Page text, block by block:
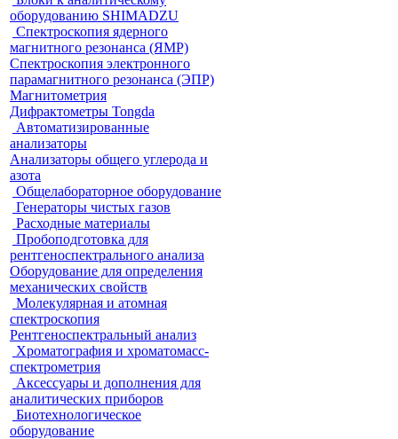
оборудованию SHIMADZU
Спектроскопия ядерного
магнитного резонанса (ЯМР)
Спектроскопия электронного
парамагнитного резонанса (ЭПР)
Магнитометрия
Дифрактометры Tongda
Автоматизированные
анализаторы
Анализаторы общего углерода и
азота
Общелабораторное оборудование
Генераторы чистых газов
Расходные материалы
Пробоподготовка для
рентгеноспектрального анализа
Оборудование для определения
механических свойств
Молекулярная и атомная
спектроскопия
Рентгеноспектральный анализ
Хроматография и хроматомасс-
спектрометрия
Аксессуары и дополнения для
аналитических приборов
Биотехнологическое
оборудование